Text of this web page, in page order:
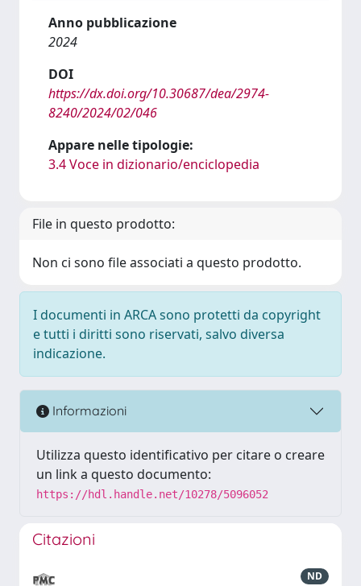
Anno pubblicazione
2024
DOI
https://dx.doi.org/10.30687/dea/2974-
8240/2024/02/046
Appare nelle tipologie:
3.4 Voce in dizionario/enciclopedia
File in questo prodotto:
Non ci sono file associati a questo prodotto.
I documenti in ARCA sono protetti da copyright
e tutti i diritti sono riservati, salvo diversa
indicazione.
Informazioni
Utilizza questo identificativo per citare o creare
un link a questo documento:
https://hdl.handle.net/10278/5096052
Citazioni
ND